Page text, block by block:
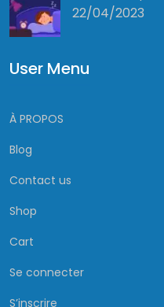
22/04/2023
User Menu
À PROPOS
Blog
Contact us
Shop
Cart
Se connecter
S’inscrire